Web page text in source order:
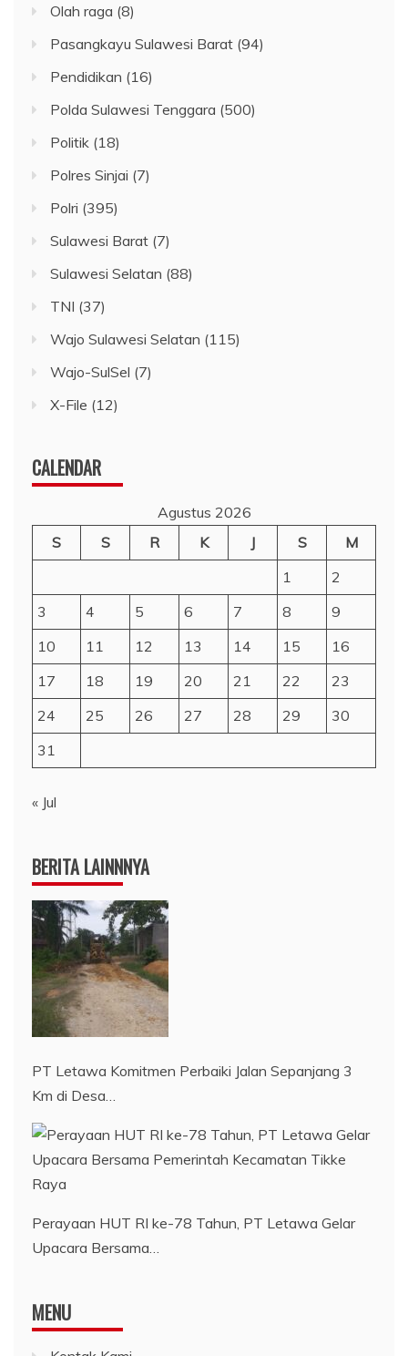
Olah raga (8)
Pasangkayu Sulawesi Barat (94)
Pendidikan (16)
Polda Sulawesi Tenggara (500)
Politik (18)
Polres Sinjai (7)
Polri (395)
Sulawesi Barat (7)
Sulawesi Selatan (88)
TNI (37)
Wajo Sulawesi Selatan (115)
Wajo-SulSel (7)
X-File (12)
CALENDAR
Agustus 2026
S
S R K J S
M
1
2
3
4 5 6 7 8
9
10
11 12 13 14 15
16
17
18 19 20 21 22
23
24
25 26 27 28 29
30
31
« Jul
BERITA LAINNNYA
PT Letawa Komitmen Perbaiki Jalan Sepanjang 3
Km di Desa…
Perayaan HUT RI ke-78 Tahun, PT Letawa Gelar
Upacara Bersama…
MENU